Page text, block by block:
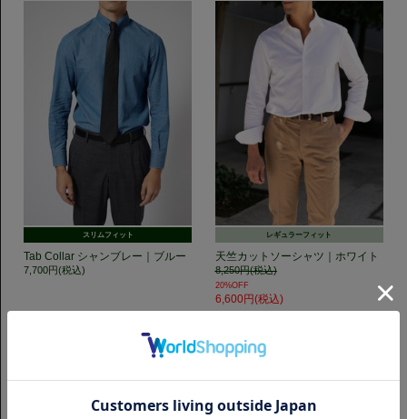
スリムフィット
Tab Collar シャンブレー｜ブルー
7,700円(税込)
レギュラーフィット
天竺カットソーシャツ｜ホワイト
8,250円(税込)
20%OFF
6,600円(税込)
GET TO KNOW US